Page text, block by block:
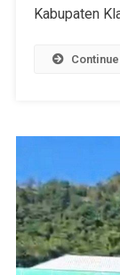
Kabupaten